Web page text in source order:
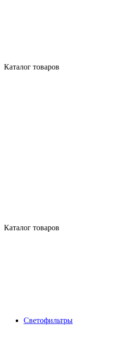
Каталог товаров
Каталог товаров
Светофильтры